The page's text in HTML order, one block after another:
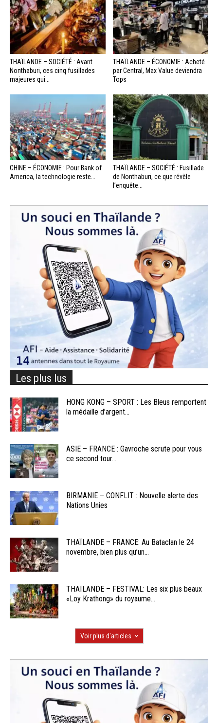
THAÏLANDE – SOCIÉTÉ : Avant
Nonthaburi, ces cinq fusillades
majeures qui...
THAÏLANDE – ÉCONOMIE : Acheté
par Central, Max Value deviendra
Tops
CHINE – ÉCONOMIE : Pour Bank of
America, la technologie reste...
THAÏLANDE – SOCIÉTÉ : Fusillade
de Nonthaburi, ce que révèle
l’enquête...
Les plus lus
HONG KONG – SPORT : Les Bleus remportent
la médaille d’argent...
ASIE – FRANCE : Gavroche scrute pour vous
ce second tour...
BIRMANIE – CONFLIT : Nouvelle alerte des
Nations Unies
THAÏLANDE – FRANCE: Au Bataclan le 24
novembre, bien plus qu’un...
THAÏLANDE – FESTIVAL: Les six plus beaux
«Loy Krathong» du royaume...
Voir plus d'articles